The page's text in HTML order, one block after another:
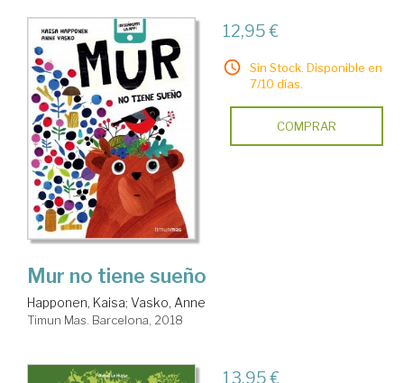
12,95 €
Sin Stock. Disponible en
7/10 días.
COMPRAR
Mur no tiene sueño
Happonen, Kaisa; Vasko, Anne
Timun Mas. Barcelona, 2018
13,95 €